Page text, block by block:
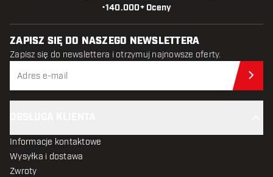
•140.000+ Oceny
ZAPISZ SIĘ DO NASZEGO NEWSLETTERA
Zapisz się do newslettera i otrzymuj najnowsze oferty.
Informacje kontaktowe
Wysyłka i dostawa
Zwroty